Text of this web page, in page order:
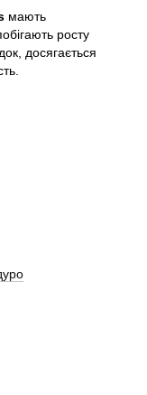
мають
росту
досягається